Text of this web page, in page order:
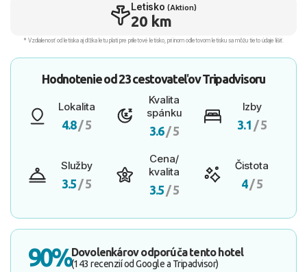
Letisko (Aktion)
20 km
* Vzdialenosť od letiska aj dľžka letu platí pre príletové letisko, pri inom odletovom letisku sa môžu tieto údaje líšiť.
Hodnotenie od 23 cestovateľovTripadvisoru
Lokalita
4.8/ 5
Kvalita
spánku
3.6/ 5
Izby
3.1 / 5
Služby
3.5 / 5
Cena/
kvalita
3.5 / 5
Čistota
4/ 5
90%Dovolenkárov odporúča tento hotel
(143 recenzií od Google a Tripadvisor)